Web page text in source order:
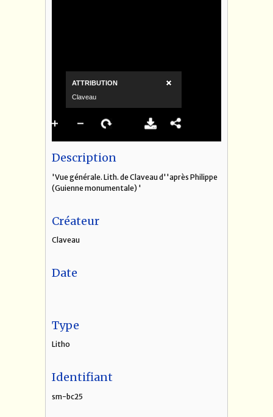
Description
'Vue générale. Lith. de Claveau d''après Philippe
(Guienne monumentale) '
Créateur
Claveau
Date
Type
Litho
Identifiant
sm-bc25